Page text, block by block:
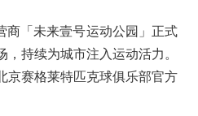
商「未来壹号运动公园」正式
持续为城市注入运动活力。
京赛格莱特匹克球俱乐部官方